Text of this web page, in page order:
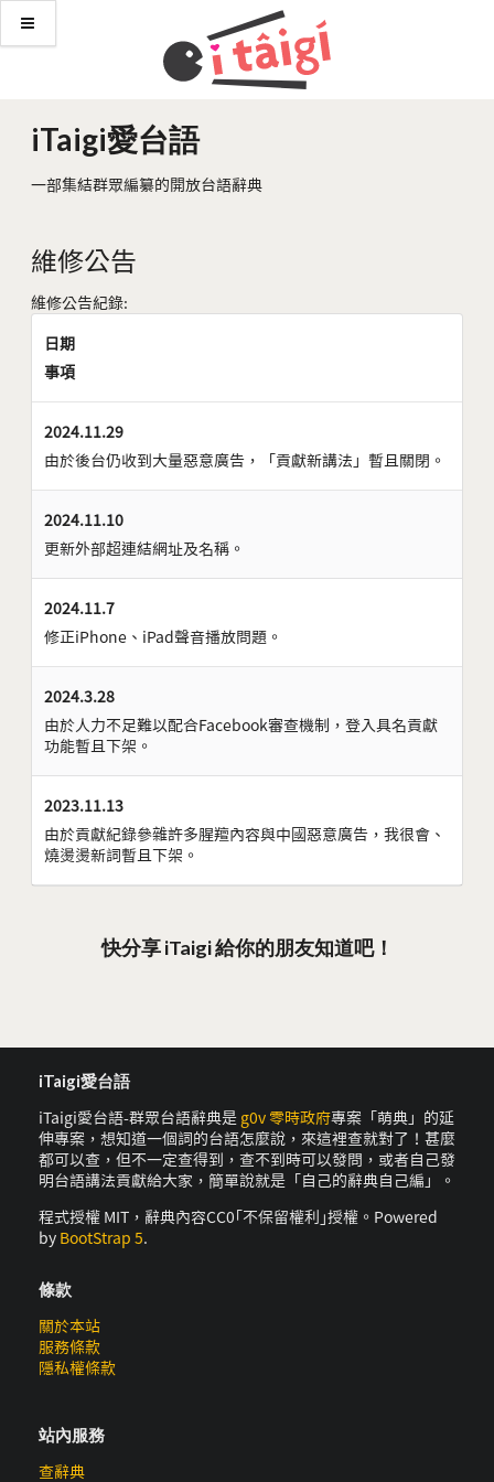
iTaigi愛台語
一部集結群眾編纂的開放台語辭典
維修公告
維修公告紀錄:
日期
事項
2024.11.29
由於後台仍收到大量惡意廣告，「貢獻新講法」暫且關閉。
2024.11.10
更新外部超連結網址及名稱。
2024.11.7
修正iPhone、iPad聲音播放問題。
2024.3.28
由於人力不足難以配合Facebook審查機制，登入具名貢獻
功能暫且下架。
2023.11.13
由於貢獻紀錄參雜許多腥羶內容與中國惡意廣告，我很會、
燒燙燙新詞暫且下架。
快分享 iTaigi 給你的朋友知道吧！
iTaigi愛台語
iTaigi愛台語-群眾台語辭典是 g0v 零時政府專案「萌典」的延
伸專案，想知道一個詞的台語怎麼說，來這裡查就對了！甚麼
都可以查，但不一定查得到，查不到時可以發問，或者自己發
明台語講法貢獻給大家，簡單說就是「自己的辭典自己編」。
程式授權 MIT，辭典內容CC0｢不保留權利｣授權。Powered
by BootStrap 5.
條款
關於本站
服務條款
隱私權條款
站內服務
查辭典